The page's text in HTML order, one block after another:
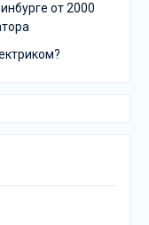
от 2000